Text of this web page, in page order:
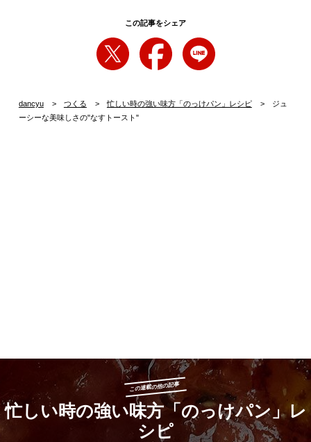
この記事をシェア
dancyu つくる 忙しい時の強い味方「のっけパン」レシピ
ジュ
ーシーな美味しさの"なすトースト"
この連載の他の記事
忙しい時の強い味方「のっけパン」レ
シピ